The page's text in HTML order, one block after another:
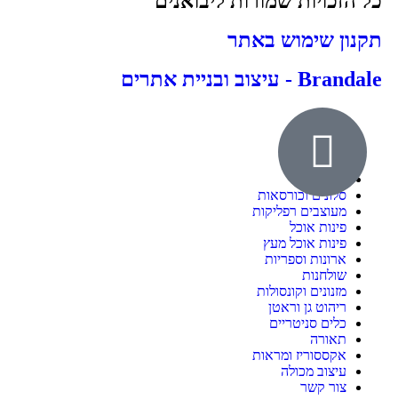
תקנון שימוש באתר
Brandale - עיצוב ובניית אתרים
ילדים ונוער
סלונים וכורסאות
מעוצבים רפליקות
פינות אוכל
פינות אוכל מעץ
ארונות וספריות
שולחנות
מזנונים וקונסולות
ריהוט גן וראטן
כלים סניטריים
תאורה
אקססוריז ומראות
עיצוב מכולה
צור קשר